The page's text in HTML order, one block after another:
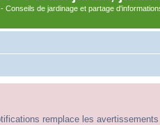
Conseils de jardinage et partage
remplace les